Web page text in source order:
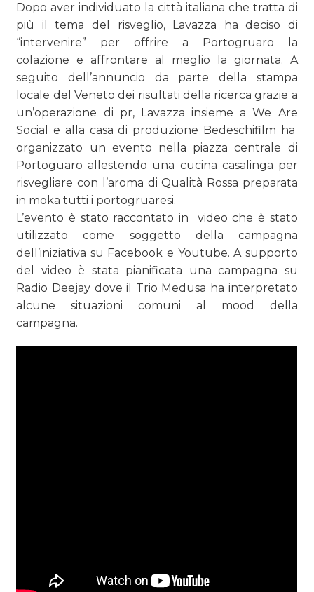
Dopo aver individuato la città italiana che tratta di
più il tema del risveglio, Lavazza ha deciso di
“intervenire” per offrire a Portogruaro la
colazione e affrontare al meglio la giornata. A
seguito dell’annuncio da parte della stampa
locale del Veneto dei risultati della ricerca grazie a
un’operazione di pr, Lavazza insieme a We Are
Social e alla casa di produzione Bedeschifilm ha
organizzato un evento nella piazza centrale di
Portoguaro allestendo una cucina casalinga per
risvegliare con l’aroma di Qualità Rossa preparata
in moka tutti i portogruaresi.
L’evento è stato raccontato in video che è stato
utilizzato come soggetto della campagna
dell’iniziativa su Facebook e Youtube. A supporto
del video è stata pianificata una campagna su
Radio Deejay dove il Trio Medusa ha interpretato
alcune situazioni comuni al mood della
campagna.